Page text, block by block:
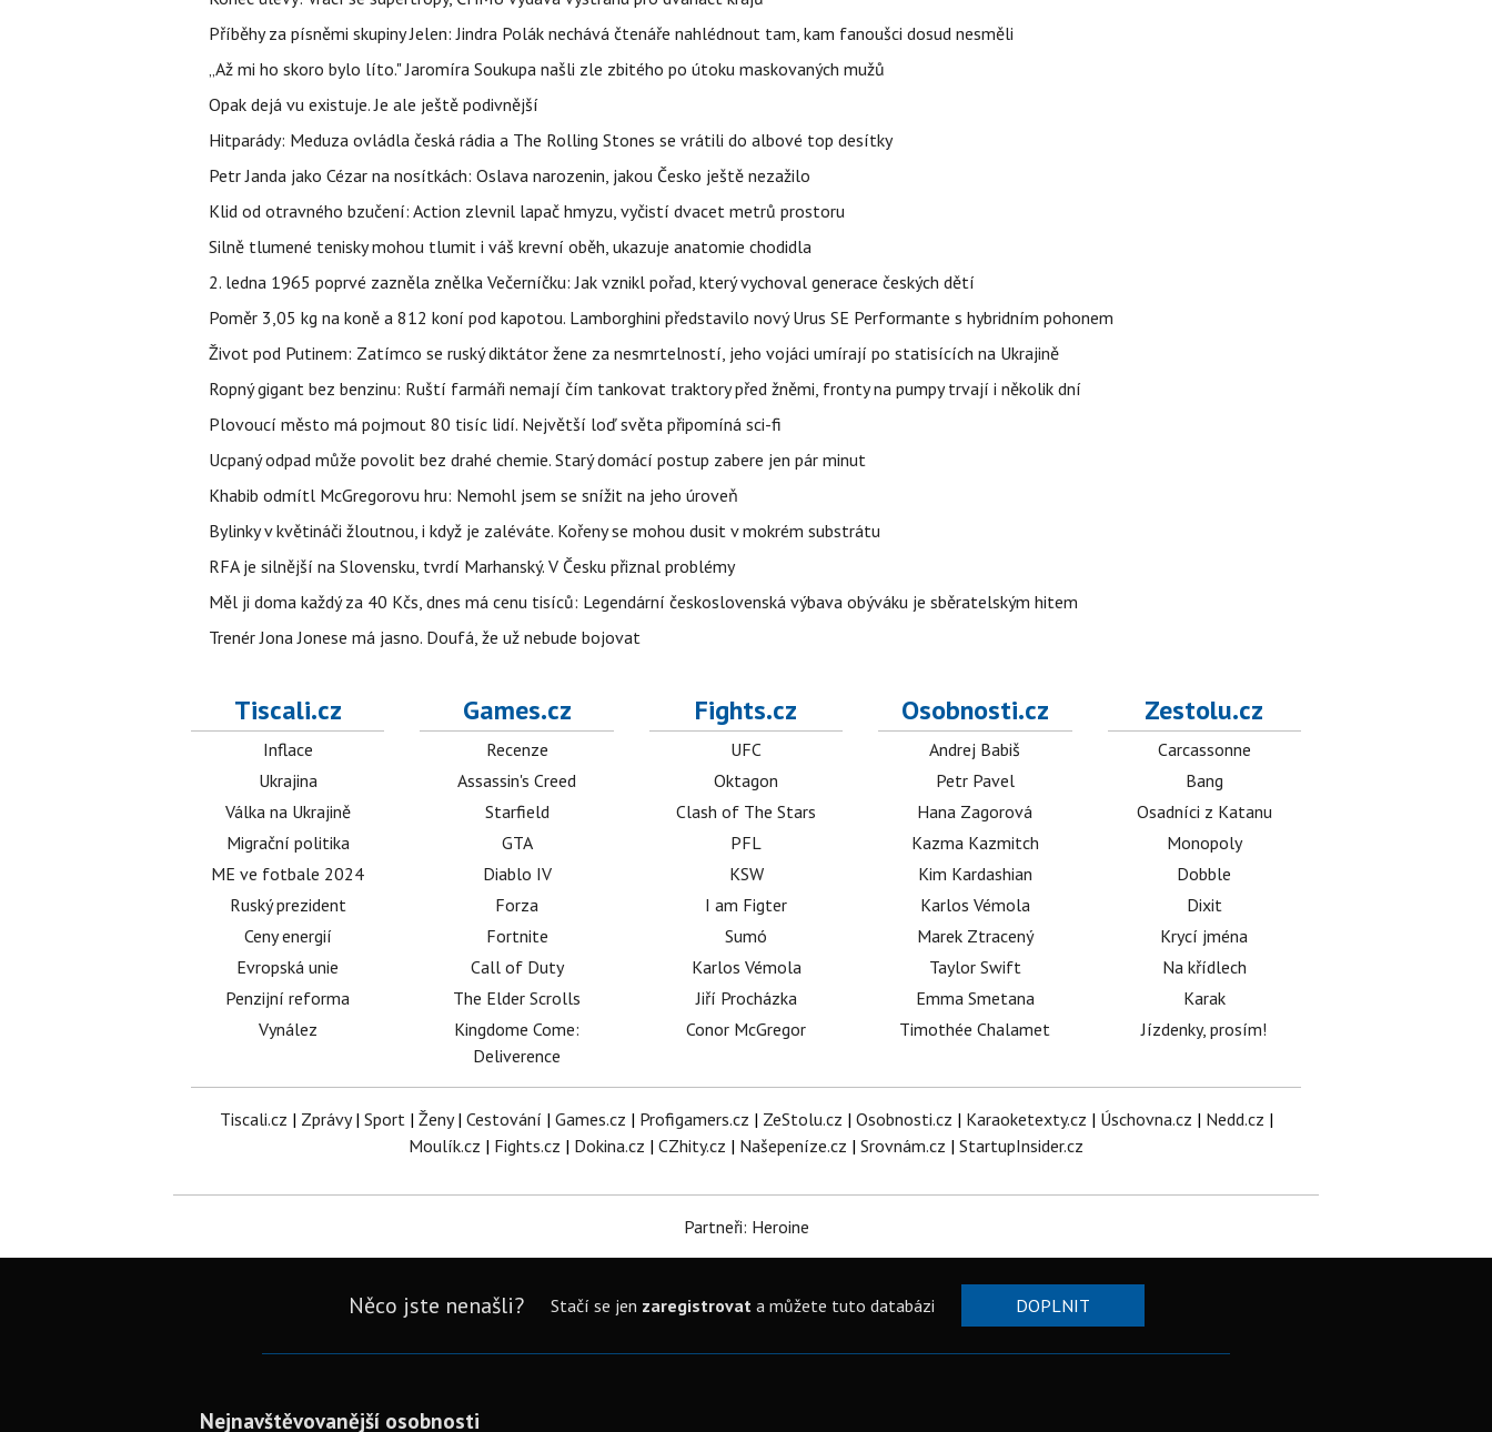
Příběhy za písněmi skupiny Jelen: Jindra Polák nechává čtenáře nahlédnout tam, kam fanoušci dosud nesměli
„Až mi ho skoro bylo líto." Jaromíra Soukupa našli zle zbitého po útoku maskovaných mužů
Opak dejá vu existuje. Je ale ještě podivnější
Hitparády: Meduza ovládla česká rádia a The Rolling Stones se vrátili do albové top desítky
Petr Janda jako Cézar na nosítkách: Oslava narozenin, jakou Česko ještě nezažilo
Klid od otravného bzučení: Action zlevnil lapač hmyzu, vyčistí dvacet metrů prostoru
Silně tlumené tenisky mohou tlumit i váš krevní oběh, ukazuje anatomie chodidla
2. ledna 1965 poprvé zazněla znělka Večerníčku: Jak vznikl pořad, který vychoval generace českých dětí
Poměr 3,05 kg na koně a 812 koní pod kapotou. Lamborghini představilo nový Urus SE Performante s hybridním pohonem
Život pod Putinem: Zatímco se ruský diktátor žene za nesmrtelností, jeho vojáci umírají po statisících na Ukrajině
Ropný gigant bez benzinu: Ruští farmáři nemají čím tankovat traktory před žněmi, fronty na pumpy trvají i několik dní
Plovoucí město má pojmout 80 tisíc lidí. Největší loď světa připomíná sci-fi
Ucpaný odpad může povolit bez drahé chemie. Starý domácí postup zabere jen pár minut
Khabib odmítl McGregorovu hru: Nemohl jsem se snížit na jeho úroveň
Bylinky v květináči žloutnou, i když je zaléváte. Kořeny se mohou dusit v mokrém substrátu
RFA je silnější na Slovensku, tvrdí Marhanský. V Česku přiznal problémy
Měl ji doma každý za 40 Kčs, dnes má cenu tisíců: Legendární československá výbava obýváku je sběratelským hitem
Trenér Jona Jonese má jasno. Doufá, že už nebude bojovat
Tiscali.cz
Inflace
Ukrajina
Válka na Ukrajině
Migrační politika
ME ve fotbale 2024
Ruský prezident
Ceny energií
Evropská unie
Penzijní reforma
Vynález
Games.cz
Recenze
Assassin's Creed
Starfield
GTA
Diablo IV
Forza
Fortnite
Call of Duty
The Elder Scrolls
Kingdome Come:
Deliverence
Fights.cz
UFC
Oktagon
Clash of The Stars
PFL
KSW
I am Figter
Sumó
Karlos Vémola
Jiří Procházka
Conor McGregor
Osobnosti.cz
Andrej Babiš
Petr Pavel
Hana Zagorová
Kazma Kazmitch
Kim Kardashian
Karlos Vémola
Marek Ztracený
Taylor Swift
Emma Smetana
Timothée Chalamet
Zestolu.cz
Carcassonne
Bang
Osadníci z Katanu
Monopoly
Dobble
Dixit
Krycí jména
Na křídlech
Karak
Jízdenky, prosím!
Tiscali.cz | Zprávy| Sport| Ženy| Cestování | Games.cz | Profigamers.cz | ZeStolu.cz | Osobnosti.cz | Karaoketexty.cz | Úschovna.cz | Nedd.cz |
Moulík.cz | Fights.cz | Dokina.cz | CZhity.cz | Našepeníze.cz | Srovnám.cz | StartupInsider.cz
Partneři: Heroine
Něco jste nenašli? Stačí se jen zaregistrovata můžete tuto databázi DOPLNIT
Nejnavštěvovanější osobnosti